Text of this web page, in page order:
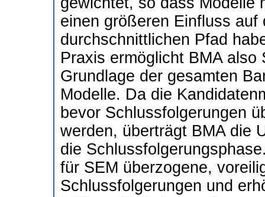
einen größeren Einfluss auf
durchschnittlichen Pfad
Praxis ermöglicht BMA
Grundlage der gesamten
Modelle. Da die
bevor Schlussfolgerungen
werden, überträgt BMA die
die
für SEM überzogene,
Schlussfolgerungen und